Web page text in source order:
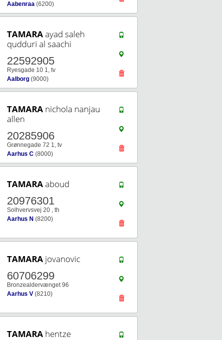
Aabenraa (6200)
TAMARAayad saleh
qudduri al saachi
22592905
Ryesgade 10 1, tv
Aalborg (9000)
TAMARA nichola nanjau
allen
20285906
Grønnegade 72 1, tv
Aarhus C (8000)
TAMARAaboud
20976301
Solhvervsvej 20 , th
Aarhus N (8200)
TAMARA jovanovic
60706299
Bronzealdervænget 96
Aarhus V (8210)
TAMARA hentze